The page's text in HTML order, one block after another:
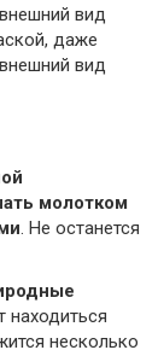
даже
вид
молотком
. Не останется
находиться
несколько